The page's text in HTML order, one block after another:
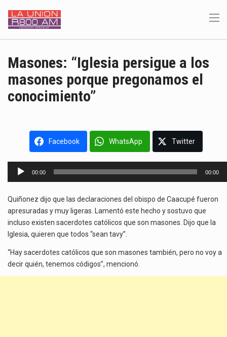
Masones: “Iglesia persigue a los
masones porque pregonamos el
conocimiento”
Facebook WhatsApp Twitter
Reproductor
00:00 00:00
Quiñonez dijo que las declaraciones del obispo de Caacupé fueron
apresuradas y muy ligeras. Lamentó este hecho y sostuvo que
incluso existen sacerdotes católicos que son masones. Dijo que la
Iglesia, quieren que todos “sean tavy”.
“Hay sacerdotes católicos que son masones también, pero no voy a
decir quién, tenemos códigos”, mencionó.